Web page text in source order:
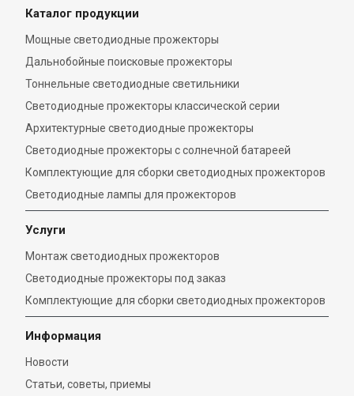
Каталог продукции
Мощные светодиодные прожекторы
Дальнобойные поисковые прожекторы
Тоннельные светодиодные светильники
Светодиодные прожекторы классической серии
Архитектурные светодиодные прожекторы
Светодиодные прожекторы с солнечной батареей
Комплектующие для сборки светодиодных прожекторов
Светодиодные лампы для прожекторов
Услуги
Монтаж светодиодных прожекторов
Светодиодные прожекторы под заказ
Комплектующие для сборки светодиодных прожекторов
Информация
Новости
Статьи, советы, приемы